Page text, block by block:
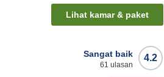
Lihat kamar & paket
4.2
Sangat baik
61 ulasan